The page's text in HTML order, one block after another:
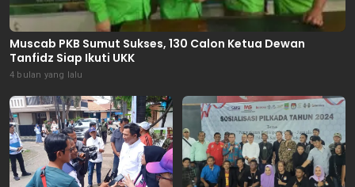
Muscab PKB Sumut Sukses, 130 Calon Ketua Dewan
Tanfidz Siap Ikuti UKK
4 bulan yang lalu